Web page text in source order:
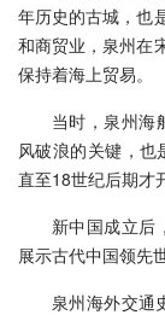
年历史的古城，也
和商贸业，泉州在
保持着海上贸易。
当时，泉州海
风破浪的关键，
直至18世纪后期才
新中国成立后
展示古代中国领先
泉州海外交通